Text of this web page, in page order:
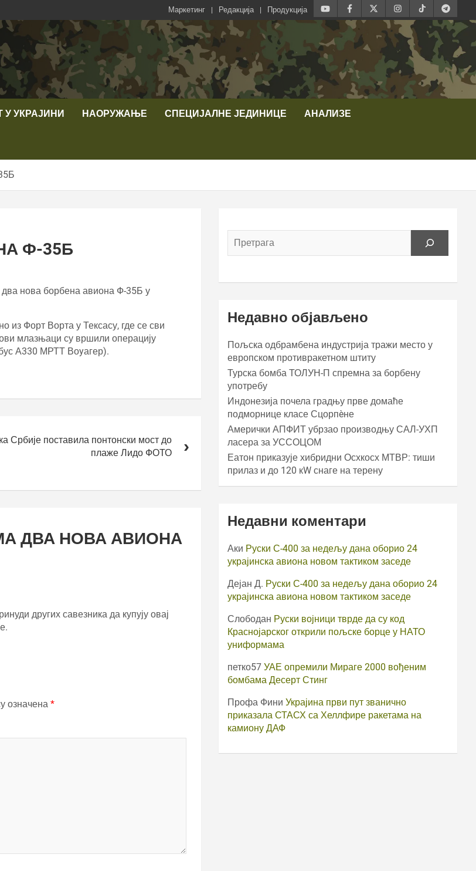
Маркетинг Редакција Продукција
У УКРАЈИНИ НАОРУЖАЊЕ СПЕЦИЈАЛНЕ ЈЕДИНИЦЕ АНАЛИЗЕ
Ф-35Б
два нова борбена авиона Ф-35Б у
из Форт Ворта у Тексасу, где се сви
млазњаци су вршили операцију
А330 МРТТ Воyагер).
Србије поставила понтонски мост до
плаже Лидо ФОТО
ДВА НОВА АВИОНА
других савезника да купују овај
означена *
Недавно објављено
Пољска одбрамбена индустрија тражи место у
европском противракетном штиту
Турска бомба ТОЛУН-П спремна за борбену
употребу
Индонезија почела градњу прве домаће
подморнице класе Сцорпèне
Амерички АПФИТ убрзао производњу САЛ-УХП
ласера за УССОЦОМ
Еатон приказује хибридни Осхкосх МТВР: тиши
прилаз и до 120 кW снаге на терену
Недавни коментари
Аки Руски С-400 за недељу дана оборио 24
украјинска авиона новом тактиком заседе
Дејан Д. Руски С-400 за недељу дана оборио 24
украјинска авиона новом тактиком заседе
Слободан Руски војници тврде да су код
Краснојарског открили пољске борце у НАТО
униформама
петко57 УАЕ опремили Мираге 2000 вођеним
бомбама Десерт Стинг
Профа Фини Украјина први пут званично
приказала СТАСХ са Хеллфире ракетама на
камиону ДАФ